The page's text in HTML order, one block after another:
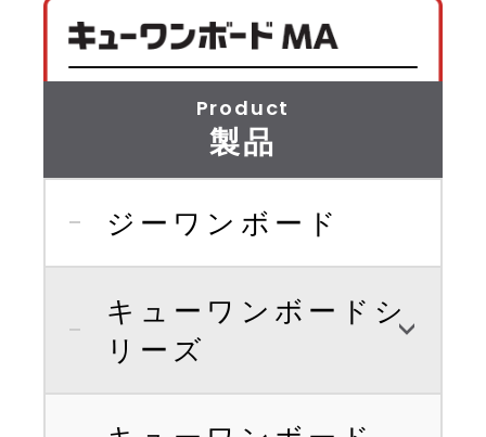
Product
製品
ジーワンボード
キューワンボードシ
リーズ